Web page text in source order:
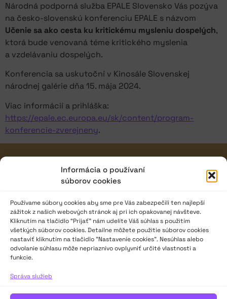
Informácia o používaní
súborov cookies
Používame súbory cookies aby sme pre Vás zabezpečili ten najlepší
zážitok z našich webových stránok aj pri ich opakovanej návšteve.
Kliknutím na tlačidlo “Prijať” nám udelíte Váš súhlas s použitím
všetkých súborov cookies. Detailne môžete použitie súborov cookies
nastaviť kliknutím na tlačidlo "Nastavenie cookies". Nesúhlas alebo
odvolanie súhlasu môže nepriaznivo ovplyvniť určité vlastnosti a
funkcie.
Správa služieb
Národná podporná služba EPALE Slovensko Vás pozýva
na česko-slovenskú konferenciu EPALE s názvom
Učenie sa ako cesta ku kritickému mysleniu dospelých,
ktorá bude venovaná téme kritického myslenia
a vzdelávaniu dospelých.
Konferencia sa uskutoční v Kinosále Slovenskej
národnej galérie dňa 15. mája 2024.
Viac informácií a prihláška:
https://epale.ec.europa.eu/sk/content/program-
konferencie-zverejneny.
ISSN: 2730-1257
Nám. SNP č. 12, 812 34 Bratislava 1
Slovenská republika
2023–2025 © Národné osvetové centrum
Logofont by